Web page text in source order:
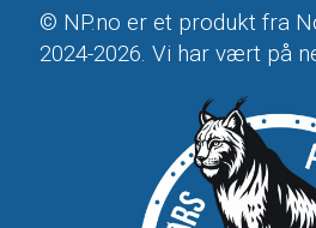
© NP.no er et produkt fra
2024-2026. Vi har vært på